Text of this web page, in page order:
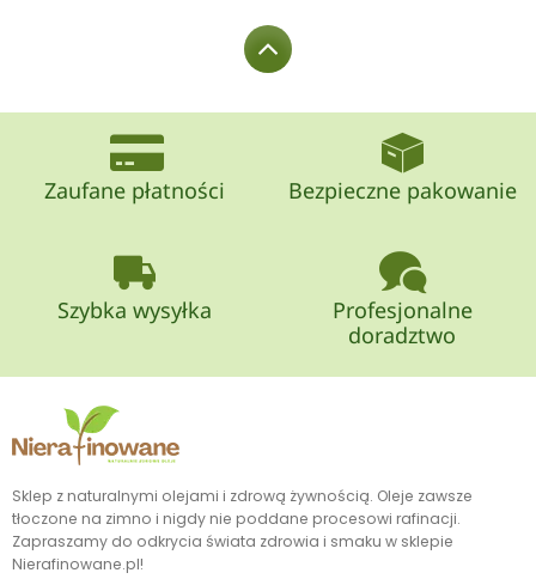
Zaufane płatności Bezpieczne pakowanie
Szybka wysyłka
Profesjonalne
doradztwo
Sklep z naturalnymi olejami i zdrową żywnością. Oleje zawsze
tłoczone na zimno i nigdy nie poddane procesowi rafinacji.
Zapraszamy do odkrycia świata zdrowia i smaku w sklepie
Nierafinowane.pl!